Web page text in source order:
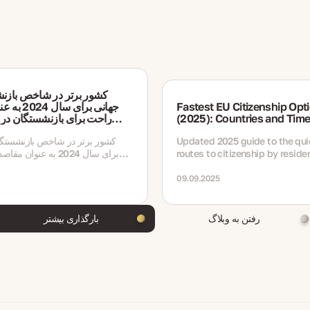
جهانی
راحت برای بازنشستگان
برای سال 2024 به
Fastest EU Citizenship
(2025): Countries and
Updated 2025 guide to the
routes to citizenship by
09.09.2025
بارگذاری بیشتر رفتن به وبلاگ